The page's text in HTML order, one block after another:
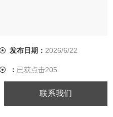
发布日期： 2026/6/22
： 已获点击205
联系我们